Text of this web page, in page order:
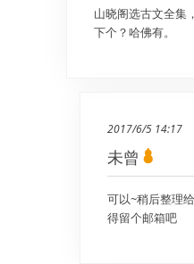
山晓阁选古文全集
下个？哈佛有。
2017/6/5 14:17
未曾
可以~稍后整理
得留个邮箱吧